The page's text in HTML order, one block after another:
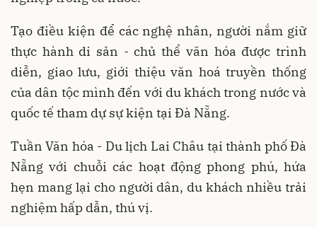
Tạo điều kiện để các nghệ nhân, người nắm giữ
thực hành di sản - chủ thể văn hóa được trình
diễn, giao lưu, giới thiệu văn hoá truyền thống
của dân tộc mình đến với du khách trong nước và
quốc tế tham dự sự kiện tại Đà Nẵng.
Tuần Văn hóa - Du lịch Lai Châu tại thành phố Đà
Nẵng với chuỗi các hoạt động phong phú, hứa
hẹn mang lại cho người dân, du khách nhiều trải
nghiệm hấp dẫn, thú vị.